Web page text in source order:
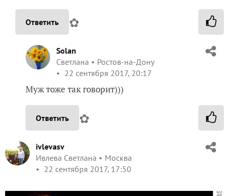
Ответить ✿
Solan
Светлана
Ростов-на-Дону
22 сентября 2017, 20:17
Муж тоже так говорит)))
Ответить ✿
ivlevasv
Ивлева Светлана
Москва
22 сентября 2017, 17:50